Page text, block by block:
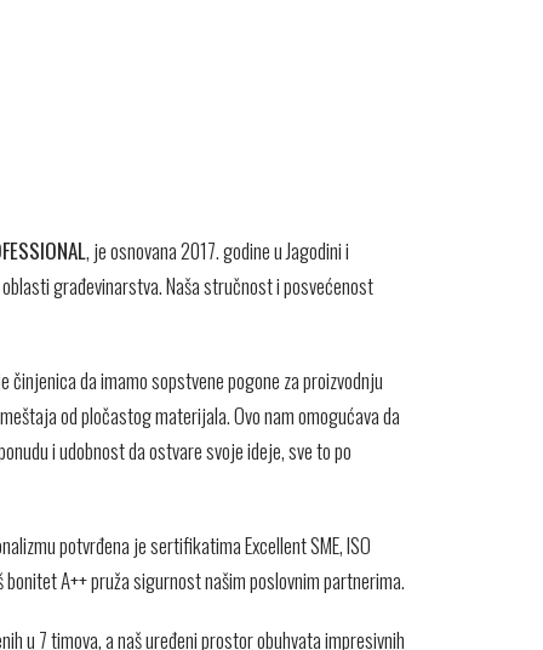
, je osnovana 2017. godine u Jagodini i
građevinarstva. Naša stručnost i posvećenost
činjenica da imamo sopstvene pogone za proizvodnju
od pločastog materijala. Ovo nam omogućava da
i udobnost da ostvare svoje ideje, sve to po
potvrđena je sertifikatima Excellent SME, ISO
bonitet A++ pruža sigurnost našim poslovnim partnerima.
u 7 timova, a naš uređeni prostor obuhvata impresivnih